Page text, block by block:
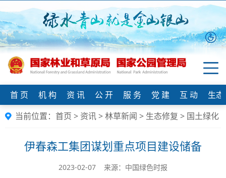
首 页 机 构 资 讯 公 开 服 务 党 建 互 动
生
当前位置： 首页 > 资讯>林草新闻 > 生态修复 > 国土绿化
伊春森工集团谋划重点项目建设储备
2023-02-07 来源：中国绿色时报